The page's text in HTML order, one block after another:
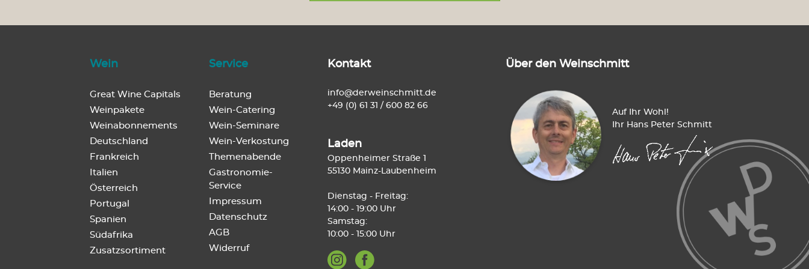
Wein
Great Wine Capitals
Weinpakete
Weinabonnements
Deutschland
Frankreich
Italien
Österreich
Portugal
Spanien
Südafrika
Zusatzsortiment
Service
Beratung
Wein-Catering
Wein-Seminare
Wein-Verkostung
Themenabende
Gastronomie-
Service
Impressum
Datenschutz
AGB
Widerruf
Kontakt
info@derweinschmitt.de
+49 (0) 61 31 / 600 82 66
Laden
Oppenheimer Straße 1
55130 Mainz-Laubenheim
Dienstag - Freitag:
14:00 - 19:00 Uhr
Samstag:
10:00 - 15:00 Uhr
Über den Weinschmitt
Auf Ihr Wohl!
Ihr Hans Peter Schmitt